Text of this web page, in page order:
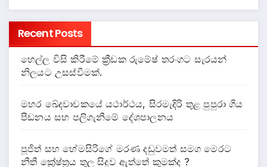
Recent Posts
හෙල්ල විසි කිරීමේ ක්‍රීඩක රුමේෂ් තරංගට සැරයන්
නිලයට උසස්වීමක්.
මහර ඛේදවාචකයේ යථාර්ථය, සිරමැදිරි තුළ පුපුරා ගිය
පීඩනය සහ පලිගැනීමේ දේශපාලනය
පූජිත් සහ හේමසිරිගේ මරණ දඩුවමත් සමග මෙරට
නීතී ක්‍රේෂ්ත්‍රය තුල සිදුව ඇත්තේ කුමක්ද ?